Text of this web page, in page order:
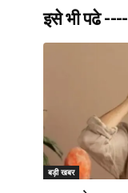
इसे भी पढे ----
बड़ी खबर